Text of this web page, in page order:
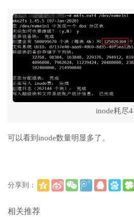
inode耗尽4
可以看到inode数量明显多了。
分享到：
相关推荐